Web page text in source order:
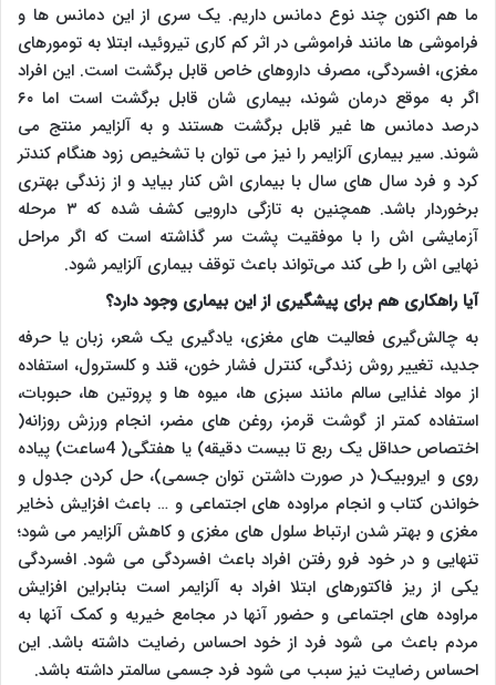
ما هم اکنون چند نوع دمانس داریم. یک سری از این دمانس ها و
فراموشی ها مانند فراموشی در اثر کم کاری تیروئید، ابتلا به تومورهای
مغزی، افسردگی، مصرف داروهای خاص قابل برگشت است. این افراد
اگر به موقع درمان شوند، بیماری شان قابل برگشت است اما ۶۰
درصد دمانس ها غیر قابل برگشت هستند و به آلزایمر منتج می
شوند. سیر بیماری آلزایمر را نیز می توان با تشخیص زود هنگام کندتر
کرد و فرد سال های سال با بیماری اش کنار بیاید و از زندگی بهتری
برخوردار باشد. همچنین به تازگی دارویی کشف شده که ۳ مرحله
آزمایشی اش را با موفقیت پشت سر گذاشته است که اگر مراحل
نهایی اش را طی کند می‌تواند باعث توقف بیماری آلزایمر شود.
آیا راهکاری هم برای پیشگیری از این بیماری وجود دارد؟
به چالش‌گیری فعالیت های مغزی، یادگیری یک شعر، زبان یا حرفه
جدید، تغییر روش زندگی، کنترل فشار خون، قند و کلسترول، استفاده
از مواد غذایی سالم مانند سبزی ها، میوه ها و پروتین ها، حبوبات،
استفاده کمتر از گوشت قرمز، روغن های مضر، انجام ورزش روزانه(
اختصاص حداقل یک ربع تا بیست دقیقه) یا هفتگی( 4ساعت) پیاده
روی و ایروبیک( در صورت داشتن توان جسمی)، حل کردن جدول و
خواندن کتاب و انجام مراوده های اجتماعی و … باعث افزایش ذخایر
مغزی و بهتر شدن ارتباط سلول های مغزی و کاهش آلزایمر می شود؛
تنهایی و در خود فرو رفتن افراد باعث افسردگی می شود. افسردگی
یکی از ریز فاکتورهای ابتلا افراد به آلزایمر است بنابراین افزایش
مراوده های اجتماعی و حضور آنها در مجامع خیریه و کمک آنها به
مردم باعث می شود فرد از خود احساس رضایت داشته باشد. این
احساس رضایت نیز سبب می شود فرد جسمی سالمتر داشته باشد.